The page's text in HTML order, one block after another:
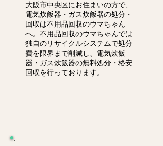
大阪市中央区にお住まいの方で、
電気炊飯器・ガス炊飯器の処分・
回収は不用品回収のウマちゃん
へ。不用品回収のウマちゃんでは
独自のリサイクルシステムで処分
費を限界まで削減し、電気炊飯
器・ガス炊飯器の無料処分・格安
回収を行っております。